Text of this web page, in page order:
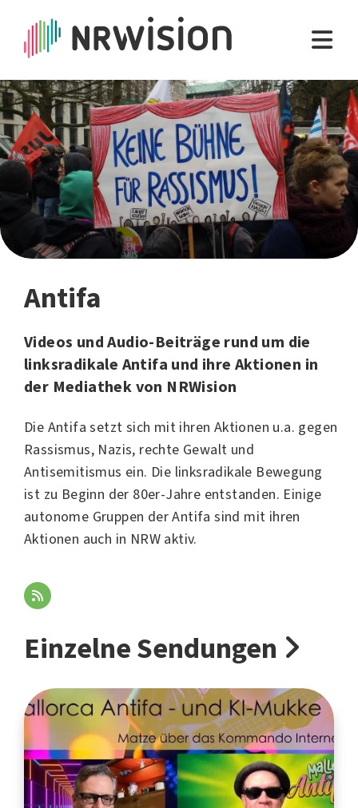
Antifa
Videos und Audio-Beiträge rund um die
linksradikale Antifa und ihre Aktionen in
der Mediathek von NRWision
Die Antifa setzt sich mit ihren Aktionen u.a. gegen
Rassismus, Nazis, rechte Gewalt und
Antisemitismus ein. Die linksradikale Bewegung
ist zu Beginn der 80er-Jahre entstanden. Einige
autonome Gruppen der Antifa sind mit ihren
Aktionen auch in NRW aktiv.
Einzelne Sendungen